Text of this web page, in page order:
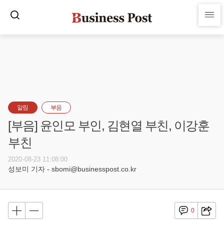
알림 부음
[부음] 윤인모 부인, 김현열 부친, 이강훈
부친
2020-08-23 11:08:00
성보미 기자 - sbomi@businesspost.co.kr
0